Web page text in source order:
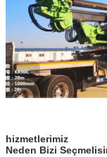
hizmetlerimiz
Neden Bizi